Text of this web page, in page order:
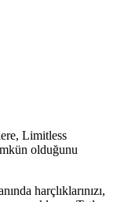
Limitless
olduğunu
harçlıklarınızı,